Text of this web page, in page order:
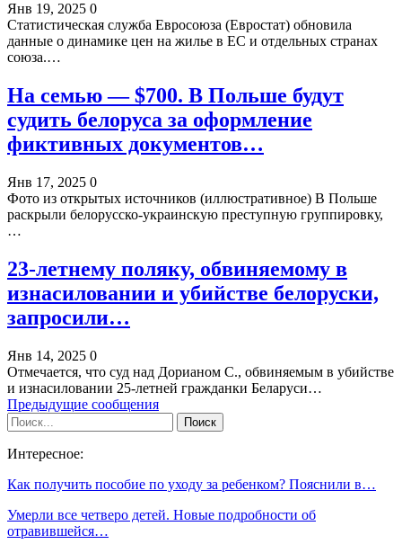
Янв 19, 2025 0
Статистическая служба Евросоюза (Евростат) обновила
данные о динамике цен на жилье в ЕС и отдельных странах
союза.…
На семью — $700. В Польше будут
судить белоруса за оформление
фиктивных документов…
Янв 17, 2025 0
Фото из открытых источников (иллюстративное) В Польше
раскрыли белорусско-украинскую преступную группировку,
…
23-летнему поляку, обвиняемому в
изнасиловании и убийстве белоруски,
запросили…
Янв 14, 2025 0
Отмечается, что суд над Дорианом С., обвиняемым в убийстве
и изнасиловании 25-летней гражданки Беларуси…
Предыдущие сообщения
Интересное:
Как получить пособие по уходу за ребенком? Пояснили в…
Умерли все четверо детей. Новые подробности об
отравившейся…